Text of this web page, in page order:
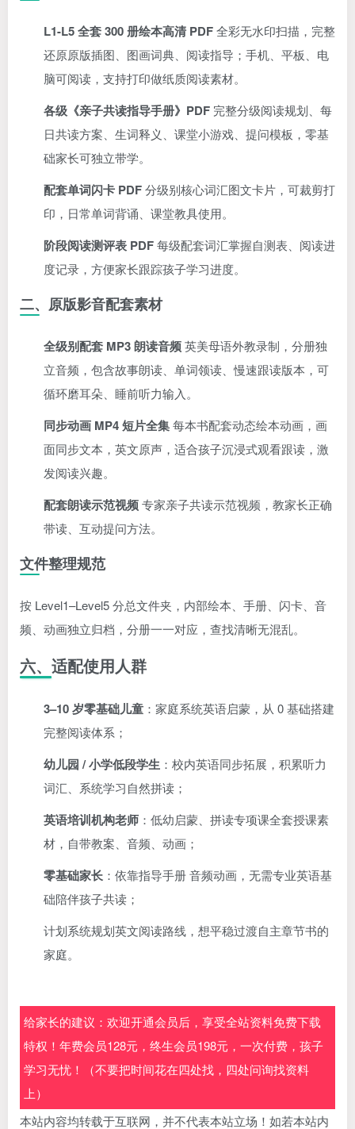
L1-L5 全套 300 册绘本高清 PDF全彩无水印扫描，完整
还原原版插图、图画词典、阅读指导；手机、平板、电
脑可阅读，支持打印做纸质阅读素材。
各级《亲子共读指导手册》PDF 完整分级阅读规划、每
日共读方案、生词释义、课堂小游戏、提问模板，零基
础家长可独立带学。
配套单词闪卡 PDF分级别核心词汇图文卡片，可裁剪打
印，日常单词背诵、课堂教具使用。
阶段阅读测评表 PDF每级配套词汇掌握自测表、阅读进
度记录，方便家长跟踪孩子学习进度。
二、原版影音配套素材
全级别配套 MP3 朗读音频英美母语外教录制，分册独
立音频，包含故事朗读、单词领读、慢速跟读版本，可
循环磨耳朵、睡前听力输入。
同步动画 MP4 短片全集每本书配套动态绘本动画，画
面同步文本，英文原声，适合孩子沉浸式观看跟读，激
发阅读兴趣。
配套朗读示范视频专家亲子共读示范视频，教家长正确
带读、互动提问方法。
文件整理规范
按 Level1–Level5 分总文件夹，内部绘本、手册、闪卡、音
频、动画独立归档，分册一一对应，查找清晰无混乱。
六、适配使用人群
3–10 岁零基础儿童 ：家庭系统英语启蒙，从 0 基础搭建
完整阅读体系；
幼儿园 / 小学低段学生 ：校内英语同步拓展，积累听力
词汇、系统学习自然拼读；
英语培训机构老师 ：低幼启蒙、拼读专项课全套授课素
材，自带教案、音频、动画；
零基础家长 ：依靠指导手册 音频动画，无需专业英语基
础陪伴孩子共读；
计划系统规划英文阅读路线，想平稳过渡自主章节书的
家庭。
给家长的建议：欢迎开通会员后，享受全站资料免费下载
特权！年费会员128元，终生会员198元，一次付费，孩子
学习无忧！（不要把时间花在四处找，四处问询找资料
上）
本站内容均转载于互联网，并不代表本站立场！如若本站内